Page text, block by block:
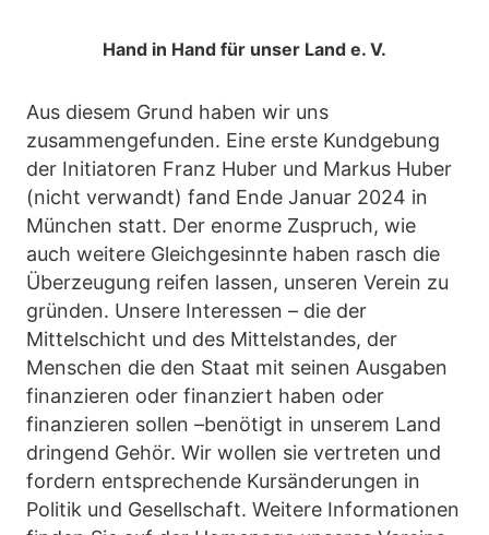
Hand in Hand für unser Land e. V.
Aus diesem Grund haben wir uns
zusammengefunden. Eine erste Kundgebung
der Initiatoren Franz Huber und Markus Huber
(nicht verwandt) fand Ende Januar 2024 in
München statt. Der enorme Zuspruch, wie
auch weitere Gleichgesinnte haben rasch die
Überzeugung reifen lassen, unseren Verein zu
gründen. Unsere Interessen – die der
Mittelschicht und des Mittelstandes, der
Menschen die den Staat mit seinen Ausgaben
finanzieren oder finanziert haben oder
finanzieren sollen –benötigt in unserem Land
dringend Gehör. Wir wollen sie vertreten und
fordern entsprechende Kursänderungen in
Politik und Gesellschaft. Weitere Informationen